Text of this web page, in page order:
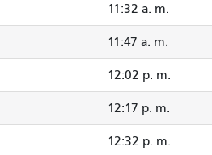
11:32 a. m.
11:47 a. m.
12:02 p. m.
12:17 p. m.
12:32 p. m.